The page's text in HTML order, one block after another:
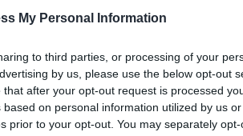
My Personal Information
to third parties, or processing of your
by us, please use the below opt-out
after your opt-out request is processed
on personal information utilized by us
prior to your opt-out. You may separately
oferecendo aos
das melhores corretoras de
oferecidos e como elas
é um iniciante em busca de
avançadas de